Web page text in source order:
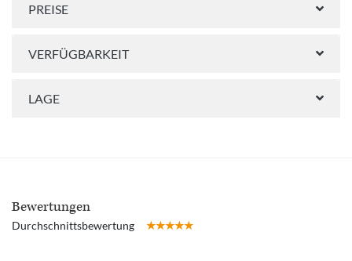
PREISE
VERFÜGBARKEIT
LAGE
Bewertungen
Durchschnittsbewertung